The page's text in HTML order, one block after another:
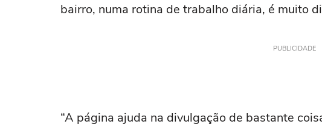
bairro, numa rotina de trabalho diária, é muito
PUBLICIDADE
“A página ajuda na divulgação de bastante